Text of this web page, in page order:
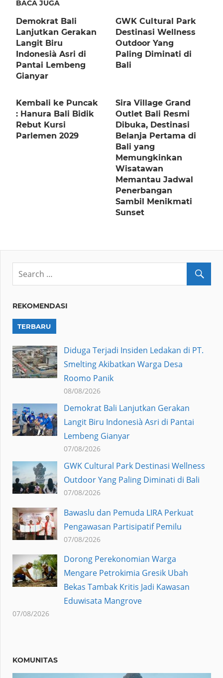
BACA JUGA
Demokrat Bali
Lanjutkan Gerakan
Langit Biru
Indonesià Asri di
Pantai Lembeng
Gianyar
GWK Cultural Park
Destinasi Wellness
Outdoor Yang
Paling Diminati di
Bali
Kembali ke Puncak
: Hanura Bali Bidik
Rebut Kursi
Parlemen 2029
Sira Village Grand
Outlet Bali Resmi
Dibuka, Destinasi
Belanja Pertama di
Bali yang
Memungkinkan
Wisatawan
Memantau Jadwal
Penerbangan
Sambil Menikmati
Sunset
REKOMENDASI
TERBARU
Diduga Terjadi Insiden Ledakan di PT.
Smelting Akibatkan Warga Desa
Roomo Panik
08/08/2026
Demokrat Bali Lanjutkan Gerakan
Langit Biru Indonesià Asri di Pantai
Lembeng Gianyar
07/08/2026
GWK Cultural Park Destinasi Wellness
Outdoor Yang Paling Diminati di Bali
07/08/2026
Bawaslu dan Pemuda LIRA Perkuat
Pengawasan Partisipatif Pemilu
07/08/2026
Dorong Perekonomian Warga
Mengare Petrokimia Gresik Ubah
Bekas Tambak Kritis Jadi Kawasan
Eduwisata Mangrove
07/08/2026
KOMUNITAS